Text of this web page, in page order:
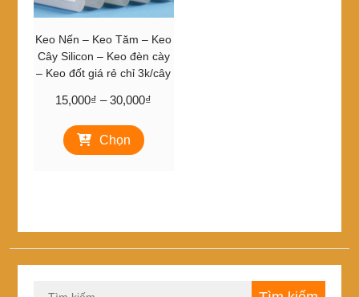
Keo Nến – Keo Tăm – Keo
Cây Silicon – Keo đèn cày
– Keo đốt giá rẻ chỉ 3k/cây
15,000₫ – 30,000₫
Chọn
phẩm